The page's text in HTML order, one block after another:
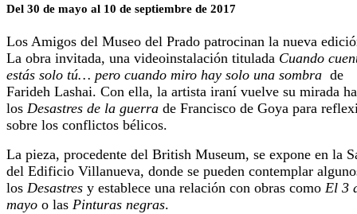
Del 30 de mayo al 10 de septiembre de 2017
Los Amigos del Museo del Prado patrocinan la nueva
La obra invitada, una videoinstalación titulada Cuando
estás solo tú… pero cuando miro hay solo una sombra de
Farideh Lashai. Con ella, la artista iraní vuelve su mirada
los Desastres de la guerra de Francisco de Goya para
sobre los conflictos bélicos.
La pieza, procedente del British Museum, se expone en la
del Edificio Villanueva, donde se pueden contemplar
los Desastres y establece una relación con obras como El 3
mayo o las Pinturas negras.